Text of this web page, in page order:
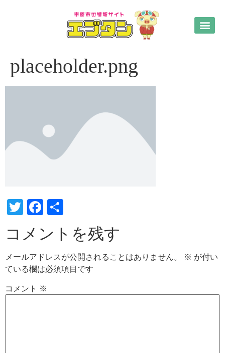
placeholder.png
TwitterFacebook
有
コメントを残す
メールアドレスが公開されることはありません。 ※ が付い
ている欄は必須項目です
コメント ※